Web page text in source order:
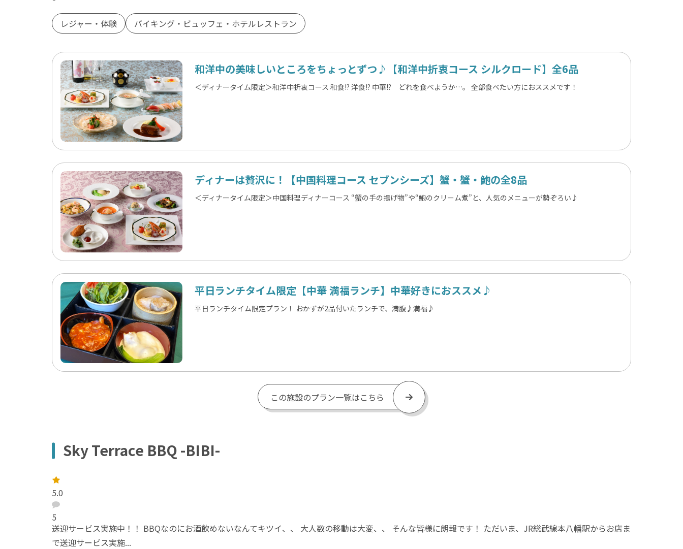
レジャー・体験 バイキング・ビュッフェ・ホテルレストラン
和洋中の美味しいところをちょっとずつ♪【和洋中折衷コース シルクロード】全6品
＜ディナータイム限定＞和洋中折衷コース 和食!? 洋食!? 中華!? どれを食べようか…。 全部食べたい方におススメです！
ディナーは贅沢に！【中国料理コース セブンシーズ】蟹・蟹・鮑の全8品
＜ディナータイム限定＞中国料理ディナーコース “蟹の手の揚げ物”や“鮑のクリーム煮”と、人気のメニューが勢ぞろい♪
平日ランチタイム限定【中華 満福ランチ】中華好きにおススメ♪
平日ランチタイム限定プラン！ おかずが2品付いたランチで、満腹♪満福♪
この施設のプラン一覧はこちら
Sky Terrace BBQ -BIBI-
送迎サービス実施中！！ BBQなのにお酒飲めないなんてキツイ、、 大人数の移動は大変、、 そんな皆様に朗報です！ ただいま、JR総武線本八幡駅からお店ま
で送迎サービス実施...
レ
ー
ト
：
5.0
口
コ
ミ
：
5